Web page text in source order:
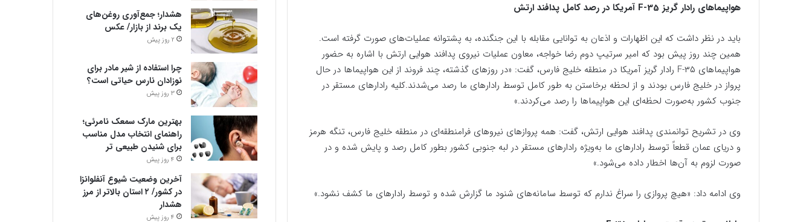
هواپیماهای رادار گریز F-35 آمریکا در رصد کامل پدافند ارتش
باید در نظر داشت که این اظهارات و اذعان به توانایی مقابله با این جنگنده، به پشتوانه عملیات‌های صورت گرفته است.
همین چند روز پیش بود که امیر سرتیپ دوم رضا خواجه، معاون عملیات نیروی پدافند هوایی ارتش با اشاره به حضور
هواپیماهای F-۳۵ رادار گریز آمریکا در منطقه خلیج فارس،‌ گفت:‌ «در روزهای گذشته، چند فروند از این هواپیماها در حال
پرواز در خلیج فارس بودند و از لحظه برخاستن به طور کامل توسط رادارهای ما رصد می‌شدند.کلیه رادارهای مستقر در
جنوب کشور به‌صورت لحظه‌ای این هواپیماها را رصد می‌کردند.»
وی در تشریح توانمندی پدافند هوایی ارتش، گفت: همه پروازهای نیروهای فرامنطقه‌ای در منطقه خلیج فارس، تنگه هرمز
و دریای عمان قطعاً توسط رادارهای ما به‌ویژه رادارهای مستقر در لبه جنوبی کشور بطور کامل رصد و پایش شده و در
صورت لزوم به آن‌ها اخطار داده می‌شود.»
وی ادامه داد:‌ «هیچ پروازی را سراغ ندارم که توسط سامانه‌های شنود ما گزارش شده و توسط رادارهای ما کشف نشود.»
هشدار؛ جمع‌آوری روغن‌های
یک برند از بازار/ عکس
2 روز پیش
چرا استفاده از شیر مادر برای
نوزادان نارس حیاتی است؟
3 روز پیش
بهترین مارک سمعک نامرئی؛
راهنمای انتخاب مدل مناسب
برای شنیدن طبیعی تر
4 روز پیش
آخرین وضعیت شیوع آنفلوانزا
در کشور/ ۲ استان بالاتر از مرز
هشدار
4 روز پیش